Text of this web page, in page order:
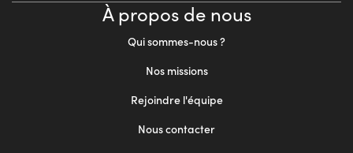
À propos de nous
Qui sommes-nous ?
Nos missions
Rejoindre l'équipe
Nous contacter